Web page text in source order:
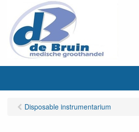
Disposable instrumentarium